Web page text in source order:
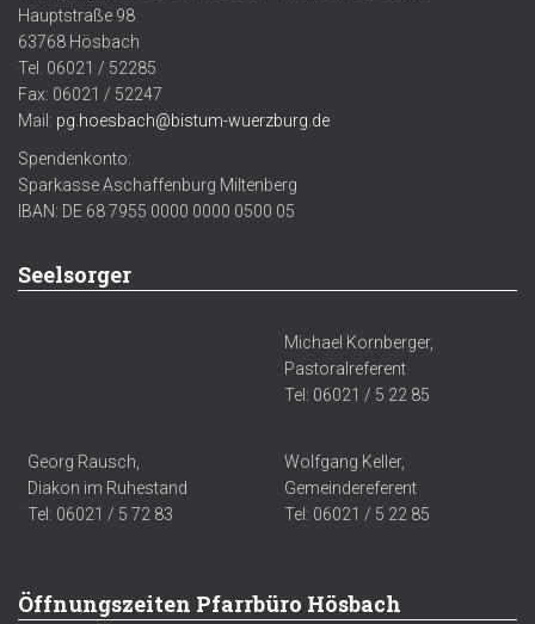
Hauptstraße 98
63768 Hösbach
Tel. 06021 / 52285
Fax: 06021 / 52247
Mail: pg.hoesbach@bistum-wuerzburg.de
Spendenkonto:
Sparkasse Aschaffenburg Miltenberg
IBAN: DE 68 7955 0000 0000 0500 05
Seelsorger
Michael Kornberger,
Pastoralreferent
Tel: 06021 / 5 22 85
Georg Rausch,
Diakon im Ruhestand
Tel: 06021 / 5 72 83
Wolfgang Keller,
Gemeindereferent
Tel: 06021 / 5 22 85
Öffnungszeiten Pfarrbüro Hösbach